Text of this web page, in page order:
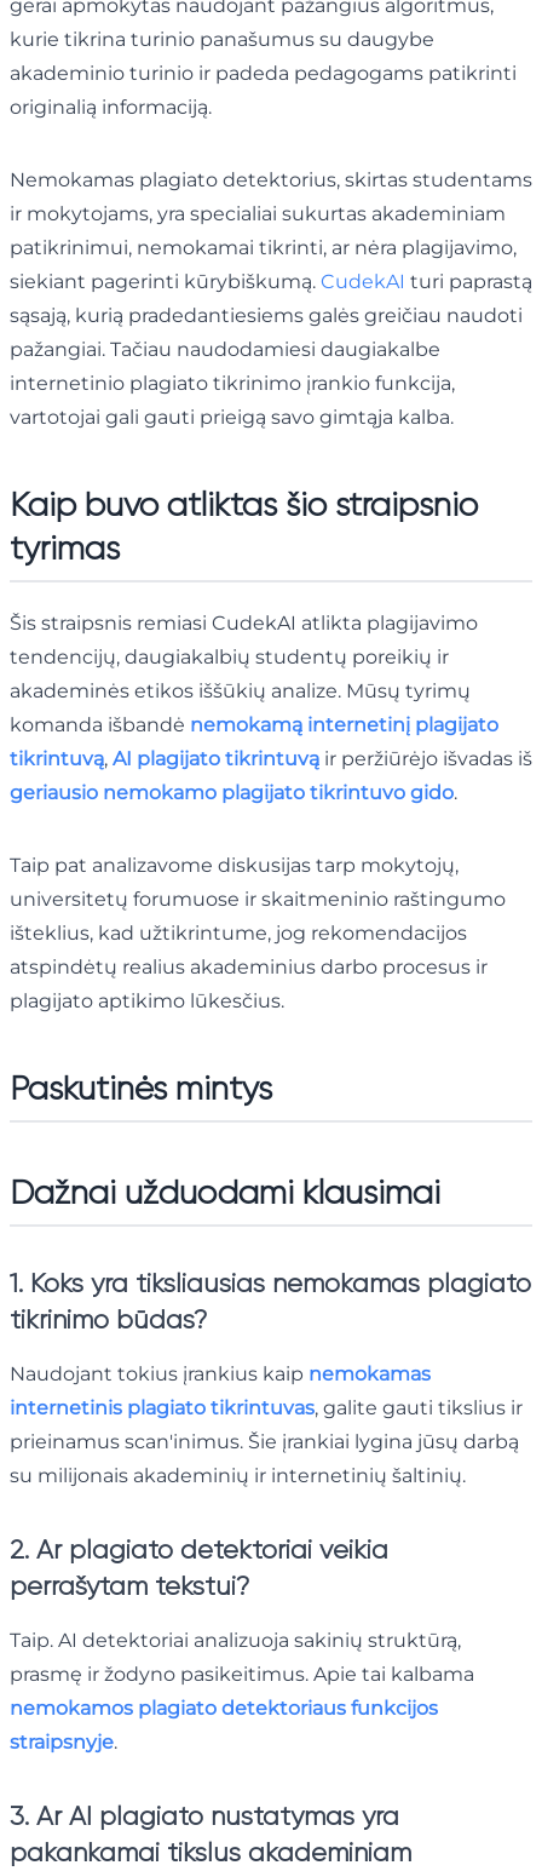
gerai apmokytas naudojant pažangius algoritmus,
kurie tikrina turinio panašumus su daugybe
akademinio turinio ir padeda pedagogams patikrinti
originalią informaciją.
Nemokamas plagiato detektorius, skirtas studentams
ir mokytojams, yra specialiai sukurtas akademiniam
patikrinimui, nemokamai tikrinti, ar nėra plagijavimo,
siekiant pagerinti kūrybiškumą. CudekAI turi paprastą
sąsają, kurią pradedantiesiems galės greičiau naudoti
pažangiai. Tačiau naudodamiesi daugiakalbe
internetinio plagiato tikrinimo įrankio funkcija,
vartotojai gali gauti prieigą savo gimtąja kalba.
Kaip buvo atliktas šio straipsnio
tyrimas
Šis straipsnis remiasi CudekAI atlikta plagijavimo
tendencijų, daugiakalbių studentų poreikių ir
akademinės etikos iššūkių analize. Mūsų tyrimų
komanda išbandė nemokamą internetinį plagijato
tikrintuvą, AI plagijato tikrintuvą ir peržiūrėjo išvadas iš
geriausio nemokamo plagijato tikrintuvo gido.
Taip pat analizavome diskusijas tarp mokytojų,
universitetų forumuose ir skaitmeninio raštingumo
išteklius, kad užtikrintume, jog rekomendacijos
atspindėtų realius akademinius darbo procesus ir
plagijato aptikimo lūkesčius.
Paskutinės mintys
Dažnai užduodami klausimai
1. Koks yra tiksliausias nemokamas plagiato
tikrinimo būdas?
Naudojant tokius įrankius kaip nemokamas
internetinis plagiato tikrintuvas, galite gauti tikslius ir
prieinamus scan'inimus. Šie įrankiai lygina jūsų darbą
su milijonais akademinių ir internetinių šaltinių.
2. Ar plagiato detektoriai veikia
perrašytam tekstui?
Taip. AI detektoriai analizuoja sakinių struktūrą,
prasmę ir žodyno pasikeitimus. Apie tai kalbama
nemokamos plagiato detektoriaus funkcijos
straipsnyje.
3. Ar AI plagiato nustatymas yra
pakankamai tikslus akademiniam